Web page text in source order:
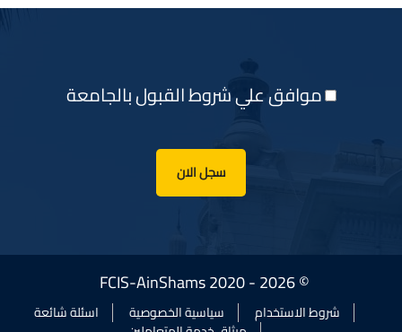
موافق علي شروط القبول بالجامعة
سجل الان
© FCIS-AinShams 2020 - 2026
شروط الاستخدام سياسية الخصوصية
اسئلة شائعة